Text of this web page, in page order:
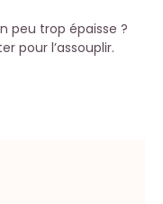
peu trop épaisse ?
pour l’assouplir.